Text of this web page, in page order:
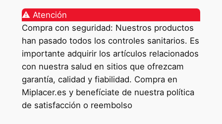
⚠️ Atención
Compra con seguridad: Nuestros productos
han pasado todos los controles sanitarios. Es
importante adquirir los artículos relacionados
con nuestra salud en sitios que ofrezcam
garantía, calidad y fiabilidad. Compra en
Miplacer.es y benefíciate de nuestra política
de satisfacción o reembolso